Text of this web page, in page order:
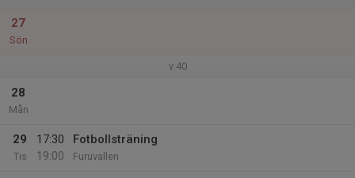
27
Sön
v.40
28
Mån
29
Tis
17:30
19:00
Fotbollsträning
Furuvallen